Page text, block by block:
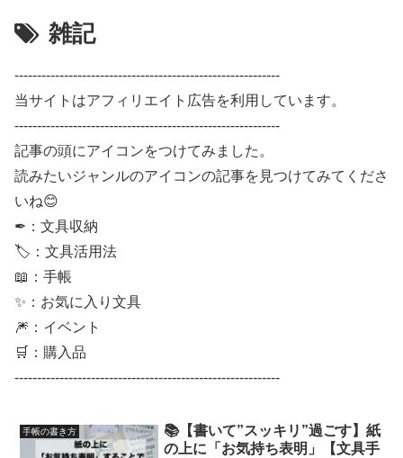
雑記
-----------------------------------------------------------
当サイトはアフィリエイト広告を利用しています。
-----------------------------------------------------------
記事の頭にアイコンをつけてみました。
読みたいジャンルのアイコンの記事を見つけてみてくださ
いね😊
✒：文具収納
🏷：文具活用法
📖：手帳
✨：お気に入り文具
🎆：イベント
🛒：購入品
-----------------------------------------------------------
手帳の書き方
📚【書いて”スッキリ”過ごす】紙
の上に「お気持ち表明」【文具手